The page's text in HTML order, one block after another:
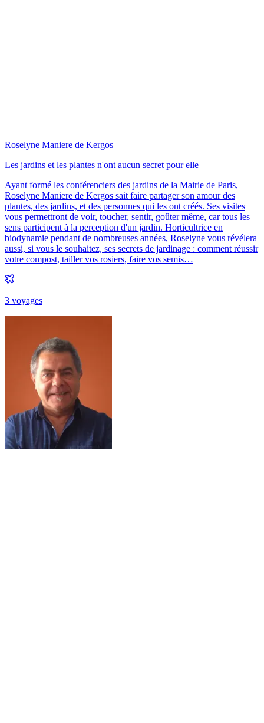
Roselyne Maniere de Kergos
Les jardins et les plantes n'ont aucun secret pour elle
Ayant formé les conférenciers des jardins de la Mairie de Paris,
Roselyne Maniere de Kergos sait faire partager son amour des
plantes, des jardins, et des personnes qui les ont créés. Ses visites
vous permettront de voir, toucher, sentir, goûter même, car tous les
sens participent à la perception d'un jardin. Horticultrice en
biodynamie pendant de nombreuses années, Roselyne vous révélera
aussi, si vous le souhaitez, ses secrets de jardinage : comment réussir
votre compost, tailler vos rosiers, faire vos semis…
3 voyages